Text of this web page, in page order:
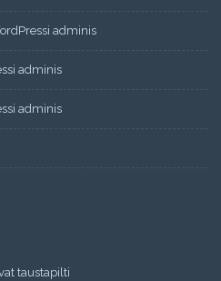
adminis
adminis
adminis
taustapilti